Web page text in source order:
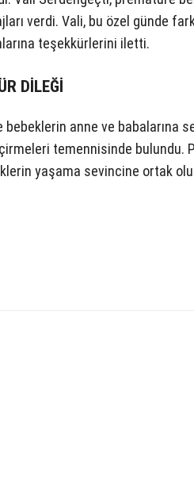
verdi. Vali, bu özel günde
teşekkürlerini iletti.
DİLEĞİ
anne ve babalarına
temennisinde bulundu.
yaşama sevincine ortak